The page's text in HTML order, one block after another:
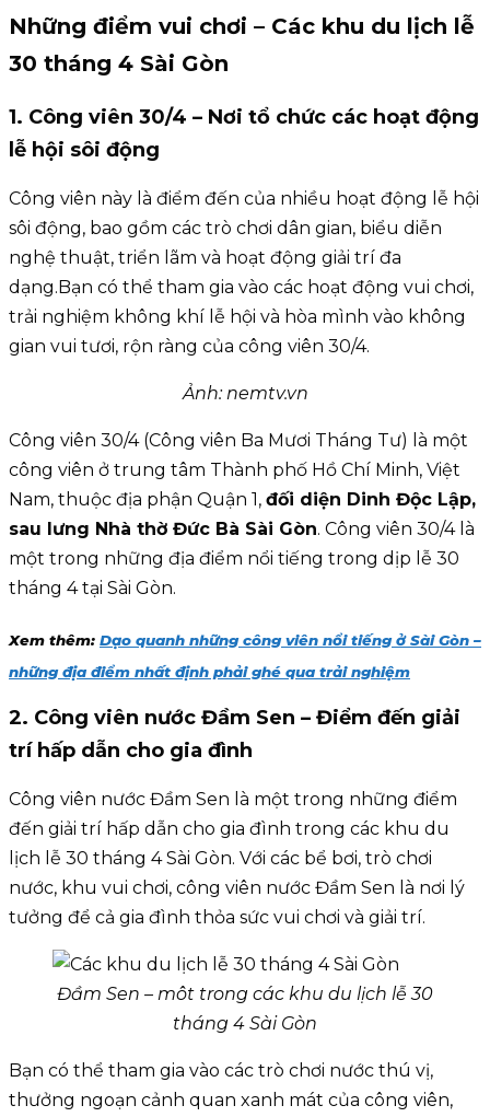
Những điểm vui chơi – Các khu du lịch lễ
30 tháng 4 Sài Gòn
1. Công viên 30/4 – Nơi tổ chức các hoạt động
lễ hội sôi động
Công viên này là điểm đến của nhiều hoạt động lễ hội
sôi động, bao gồm các trò chơi dân gian, biểu diễn
nghệ thuật, triển lãm và hoạt động giải trí đa
dạng.Bạn có thể tham gia vào các hoạt động vui chơi,
trải nghiệm không khí lễ hội và hòa mình vào không
gian vui tươi, rộn ràng của công viên 30/4.
Ảnh: nemtv.vn
Công viên 30/4 (Công viên Ba Mươi Tháng Tư) là một
công viên ở trung tâm Thành phố Hồ Chí Minh, Việt
Nam, thuộc địa phận Quận 1, đối diện Dinh Độc Lập,
sau lưng Nhà thờ Đức Bà Sài Gòn. Công viên 30/4 là
một trong những địa điểm nổi tiếng trong dịp lễ 30
tháng 4 tại Sài Gòn.
Xem thêm: Dạo quanh những công viên nổi tiếng ở Sài Gòn –
những địa điểm nhất định phải ghé qua trải nghiệm
2. Công viên nước Đầm Sen – Điểm đến giải
trí hấp dẫn cho gia đình
Công viên nước Đầm Sen là một trong những điểm
đến giải trí hấp dẫn cho gia đình trong các khu du
lịch lễ 30 tháng 4 Sài Gòn. Với các bể bơi, trò chơi
nước, khu vui chơi, công viên nước Đầm Sen là nơi lý
tưởng để cả gia đình thỏa sức vui chơi và giải trí.
Đầm Sen – môt trong các khu du lịch lễ 30
tháng 4 Sài Gòn
Bạn có thể tham gia vào các trò chơi nước thú vị,
thưởng ngoạn cảnh quan xanh mát của công viên,